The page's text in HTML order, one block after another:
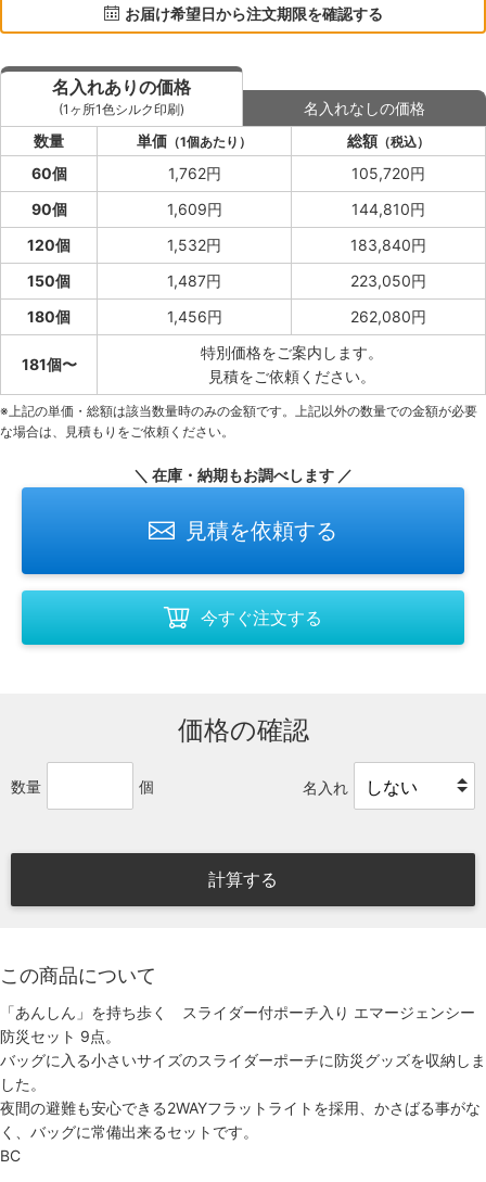
お届け希望日から注文期限を確認する
名入れありの価格
(1ヶ所1色シルク印刷)
名入れなしの価格
数量
単価 （1個あたり） 総額 （税込）
60個 1,762円
105,720円
90個
1,609円
144,810円
120個
1,532円
183,840円
150個
1,487円
223,050円
180個
1,456円 262,080円
181個〜
特別価格をご案内します。
見積をご依頼ください。
※上記の単価・総額は該当数量時のみの金額です。上記以外の数量での金額が必要
な場合は、見積もりをご依頼ください。
＼ 在庫・納期もお調べします ／
見積を依頼する
今すぐ注文する
価格の確認
数量 個 名入れ
計算する
この商品について
「あんしん」を持ち歩く スライダー付ポーチ入り エマージェンシー
防災セット 9点。
バッグに入る小さいサイズのスライダーポーチに防災グッズを収納しま
した。
夜間の避難も安心できる2WAYフラットライトを採用、かさばる事がな
く、バッグに常備出来るセットです。
BC